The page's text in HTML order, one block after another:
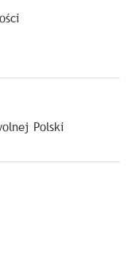
Polski